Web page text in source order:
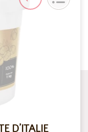
D’ITALIE